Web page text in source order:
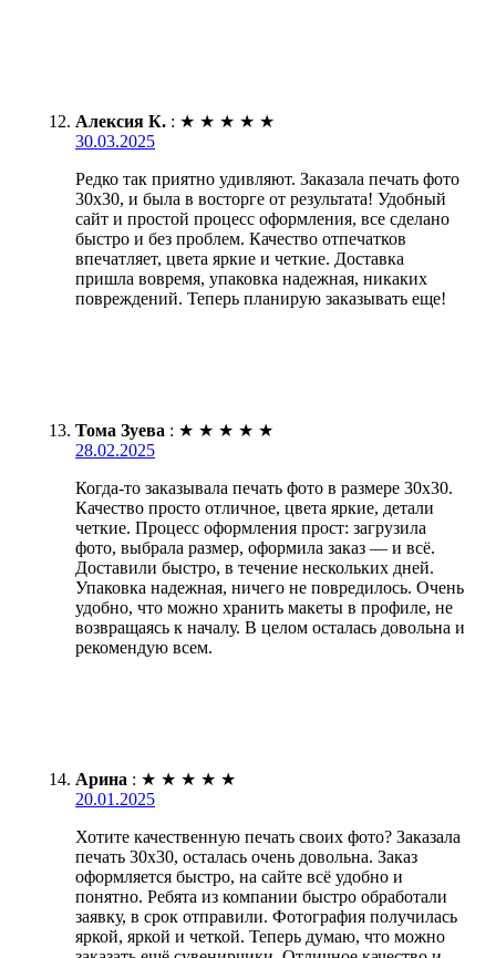
Алексия К. : ★ ★ ★ ★ ★
30.03.2025
Редко так приятно удивляют. Заказала печать фото
30х30, и была в восторге от результата! Удобный
сайт и простой процесс оформления, все сделано
быстро и без проблем. Качество отпечатков
впечатляет, цвета яркие и четкие. Доставка
пришла вовремя, упаковка надежная, никаких
повреждений. Теперь планирую заказывать еще!
Тома Зуева : ★ ★ ★ ★ ★
28.02.2025
Когда-то заказывала печать фото в размере 30х30.
Качество просто отличное, цвета яркие, детали
четкие. Процесс оформления прост: загрузила
фото, выбрала размер, оформила заказ — и всё.
Доставили быстро, в течение нескольких дней.
Упаковка надежная, ничего не повредилось. Очень
удобно, что можно хранить макеты в профиле, не
возвращаясь к началу. В целом осталась довольна и
рекомендую всем.
Арина : ★ ★ ★ ★ ★
20.01.2025
Хотите качественную печать своих фото? Заказала
печать 30х30, осталась очень довольна. Заказ
оформляется быстро, на сайте всё удобно и
понятно. Ребята из компании быстро обработали
заявку, в срок отправили. Фотография получилась
яркой, яркой и четкой. Теперь думаю, что можно